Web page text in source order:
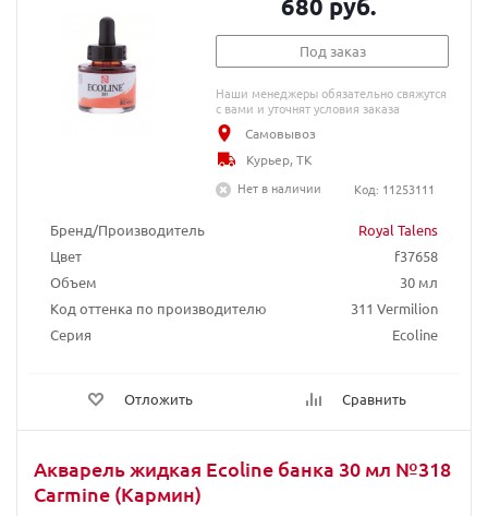
Бренд/Производитель
Royal Talens
Цвет
f37658
Объем
30 мл
Код оттенка по производителю
311 Vermilion
Серия
Ecoline
Отложить Сравнить
680 руб.
Под заказ
Наши менеджеры обязательно свяжутся
с вами и уточнят условия заказа
Самовывоз
Курьер, ТК
Нет в наличии
Код: 11253111
Акварель жидкая Ecoline банка 30 мл №318
Carmine (Кармин)